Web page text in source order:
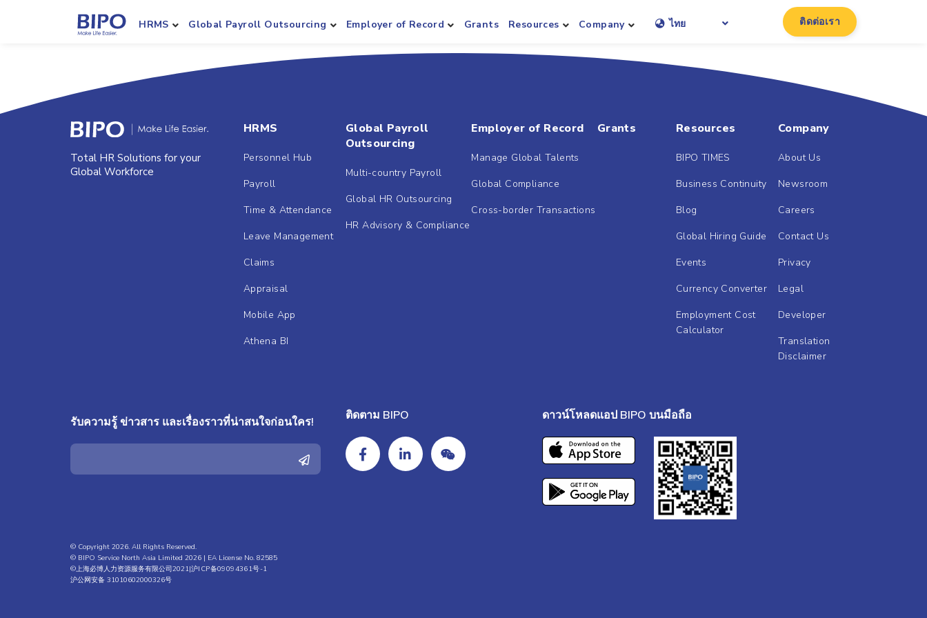
HRMS Global Payroll Outsourcing Employer of Record Grants Resources Company ไทย ติดต่อเรา
Total HR Solutions for your
Global Workforce
HRMS
Personnel Hub
Payroll
Time & Attendance
Leave Management
Claims
Appraisal
Mobile App
Athena BI
Global Payroll
Outsourcing
Multi-country Payroll
Global HR Outsourcing
HR Advisory & Compliance
Employer of Record
Manage Global Talents
Global Compliance
Cross-border Transactions
Grants Resources
BIPO TIMES
Business Continuity
Blog
Global Hiring Guide
Events
Currency Converter
Employment Cost
Calculator
Company
About Us
Newsroom
Careers
Contact Us
Privacy
Legal
Developer
Translation
Disclaimer
รับความรู้ ข่าวสาร และเรื่องราวที่น่าสนใจก่อนใคร! ติดตาม BIPO ดาวน์โหลดแอป BIPO บนมือถือ
© Copyright 2026. All Rights Reserved.
© BIPO Service North Asia Limited 2026 | EA License No. 82585
©上海必博人力资源服务有限公司2021|沪ICP备09094361号-1
沪公网安备 31010602000326号